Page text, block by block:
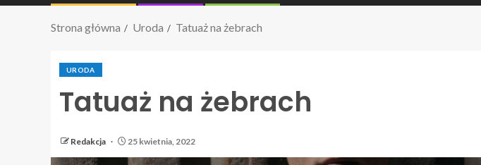
Strona główna Uroda Tatuaż na żebrach
URODA
Tatuaż na żebrach
Redakcja 25 kwietnia, 2022